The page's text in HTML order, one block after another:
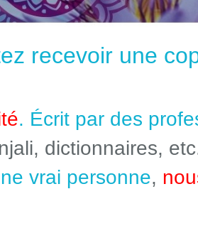
recevoir une
. Écrit par des
dictionnaires,
vrai personne,